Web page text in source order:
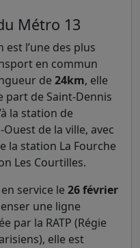
Métro 13
l’une des plus
en commun
de 24km, elle
part de Saint-Dennis
la station de
de la ville, avec
la station La Fourche
Les Courtilles.
service le 26 février
une ligne
par la RATP (Régie
elle est